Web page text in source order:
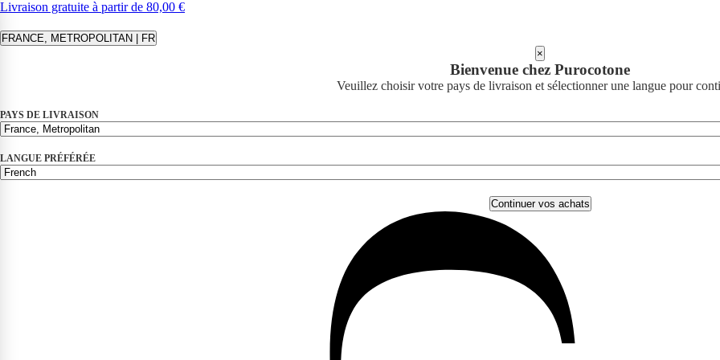
Livraison gratuite à partir de 80,00 €
FRANCE, METROPOLITAN | FR
×
Bienvenue chez Purocotone
Veuillez choisir votre pays de livraison et sélectionner une langue pour
PAYS DE LIVRAISON
LANGUE PRÉFÉRÉE
Continuer vos achats